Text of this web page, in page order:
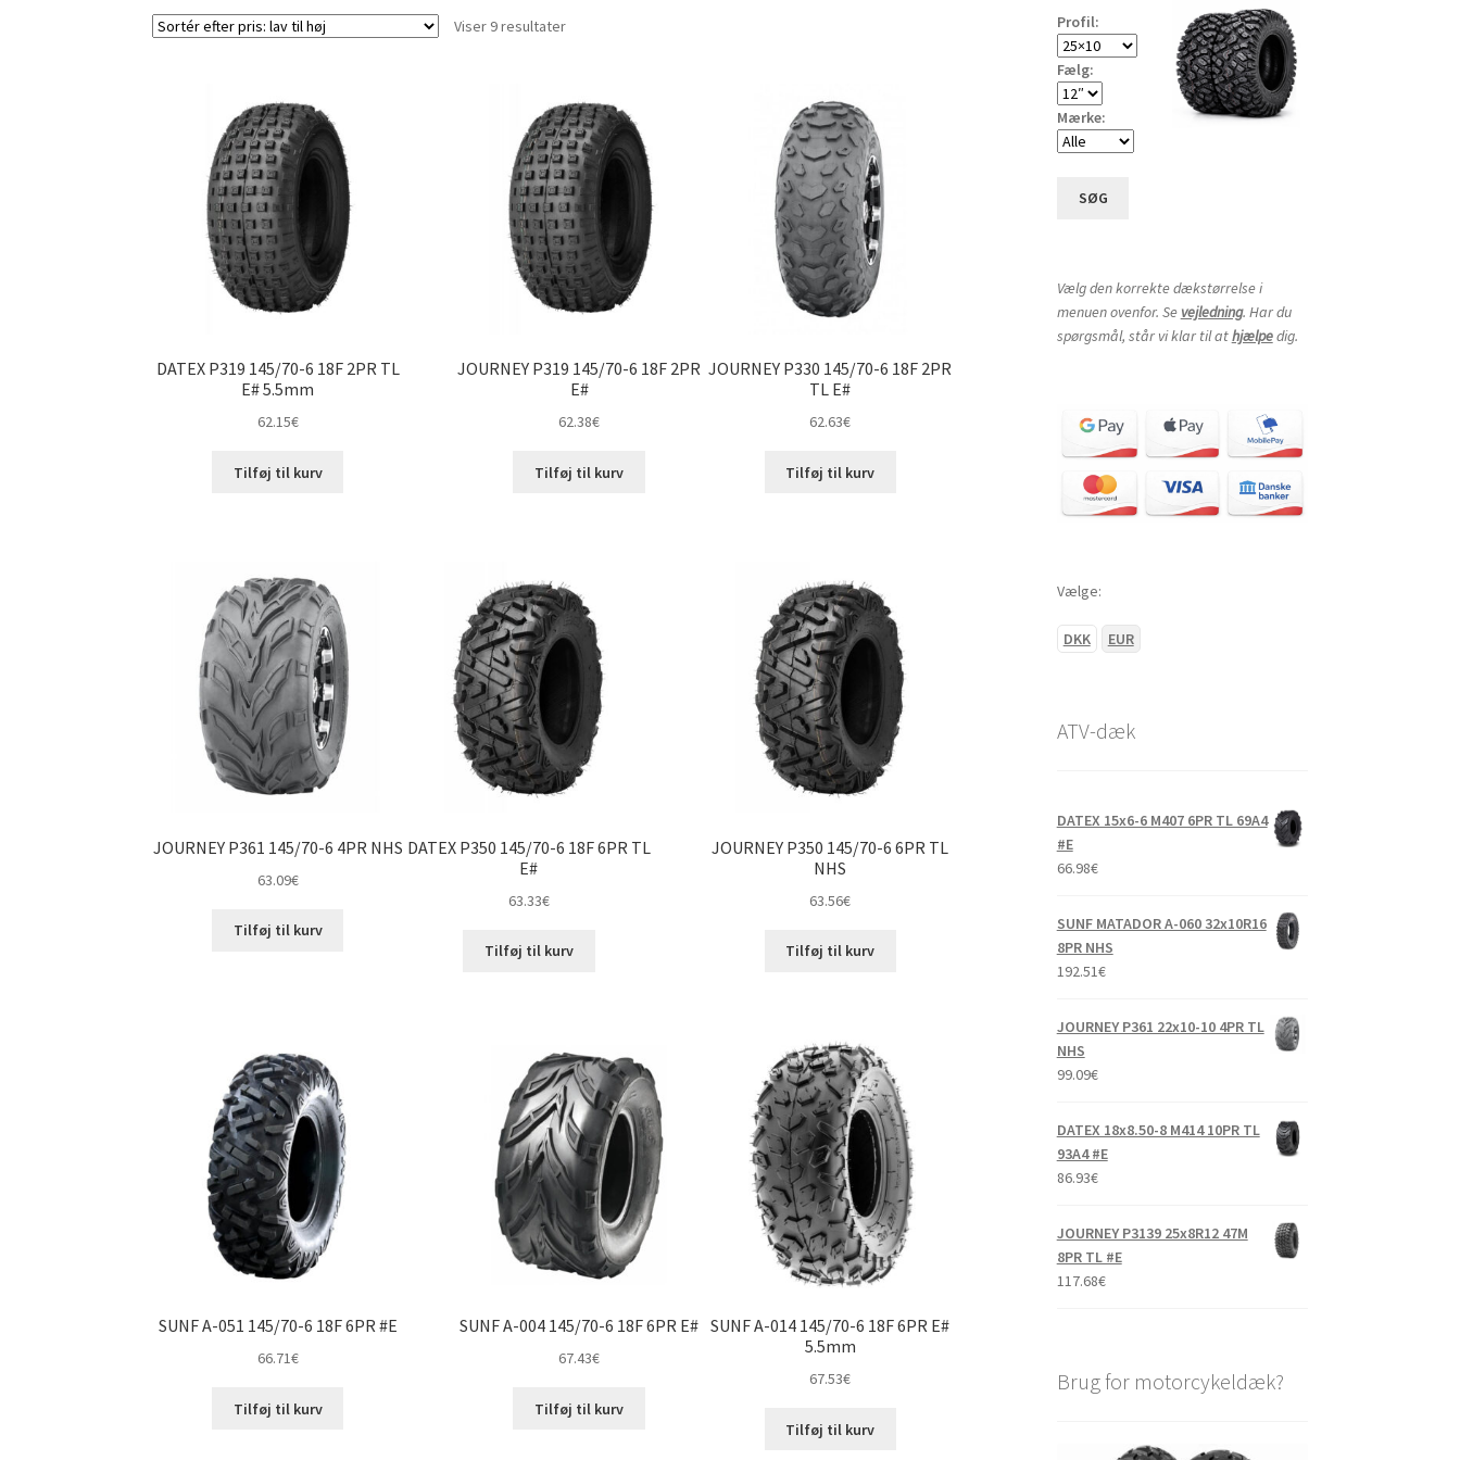
Viser 9 resultaterSorteret
til
høj
DATEX P319 145/70-6 18F 2PR TL
E# 5.5mm
62.15€
Tilføj til kurv
JOURNEY P319 145/70-6 18F 2PR
E#
62.38€
Tilføj til kurv
JOURNEY P330 145/70-6 18F 2PR
TL E#
62.63€
Tilføj til kurv
JOURNEY P361 145/70-6 4PR NHS
63.09€
Tilføj til kurv
DATEX P350 145/70-6 18F 6PR TL
E#
63.33€
Tilføj til kurv
JOURNEY P350 145/70-6 6PR TL
NHS
63.56€
Tilføj til kurv
SUNF A-051 145/70-6 18F 6PR #E
66.71€
Tilføj til kurv
SUNF A-004 145/70-6 18F 6PR E#
67.43€
Tilføj til kurv
SUNF A-014 145/70-6 18F 6PR E#
5.5mm
67.53€
Tilføj til kurv
Profil:
Fælg:
Mærke:
SØG
Vælg den korrekte dækstørrelse i
menuen ovenfor. Se vejledning. Har du
spørgsmål, står vi klar til athjælpedig.
Vælge:
DKK EUR
ATV-dæk
DATEX 15x6-6 M407 6PR TL 69A4
#E
66.98€
SUNF MATADOR A-060 32x10R16
8PR NHS
192.51€
JOURNEY P361 22x10-10 4PR TL
NHS
99.09€
DATEX 18x8.50-8 M414 10PR TL
93A4 #E
86.93€
JOURNEY P3139 25x8R12 47M
8PR TL #E
117.68€
Brug for motorcykeldæk?